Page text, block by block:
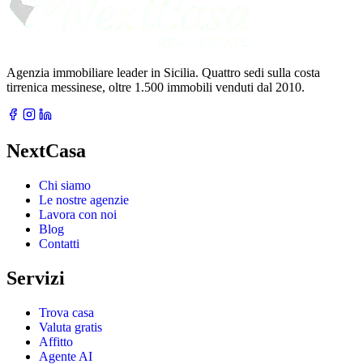
Agenzia immobiliare leader in Sicilia. Quattro sedi sulla costa
tirrenica messinese, oltre 1.500 immobili venduti dal 2010.
NextCasa
Chi siamo
Le nostre agenzie
Lavora con noi
Blog
Contatti
Servizi
Trova casa
Valuta gratis
Affitto
Agente AI